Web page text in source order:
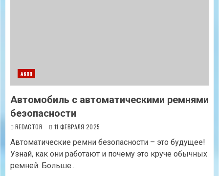
АКПП
Автомобиль с автоматическими ремнями
безопасности
REDACTOR 11 ФЕВРАЛЯ 2025
Автоматические ремни безопасности – это будущее!
Узнай, как они работают и почему это круче обычных
ремней. Больше...